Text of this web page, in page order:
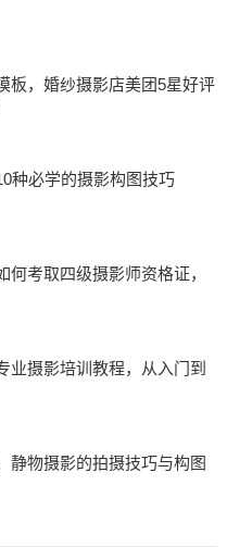
板，婚纱摄影店美团5星好评
种必学的摄影构图技巧
何考取四级摄影师资格证，
业摄影培训教程，从入门到
静物摄影的拍摄技巧与构图